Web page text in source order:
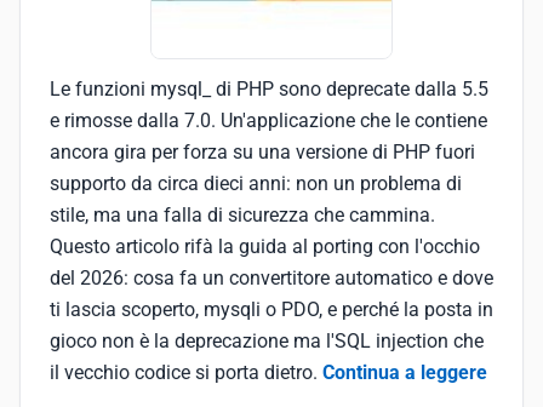
Le funzioni mysql_ di PHP sono deprecate dalla 5.5
e rimosse dalla 7.0. Un'applicazione che le contiene
ancora gira per forza su una versione di PHP fuori
supporto da circa dieci anni: non un problema di
stile, ma una falla di sicurezza che cammina.
Questo articolo rifà la guida al porting con l'occhio
del 2026: cosa fa un convertitore automatico e dove
ti lascia scoperto, mysqli o PDO, e perché la posta in
gioco non è la deprecazione ma l'SQL injection che
il vecchio codice si porta dietro. Continua a leggere